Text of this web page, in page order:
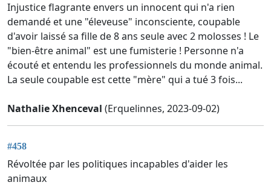
Injustice flagrante envers un innocent qui n'a rien
demandé et une "éleveuse" inconsciente, coupable
d'avoir laissé sa fille de 8 ans seule avec 2 molosses ! Le
"bien-être animal" est une fumisterie ! Personne n'a
écouté et entendu les professionnels du monde animal.
La seule coupable est cette "mère" qui a tué 3 fois...
Nathalie Xhenceval (Erquelinnes, 2023-09-02)
#458
Révoltée par les politiques incapables d'aider les
animaux